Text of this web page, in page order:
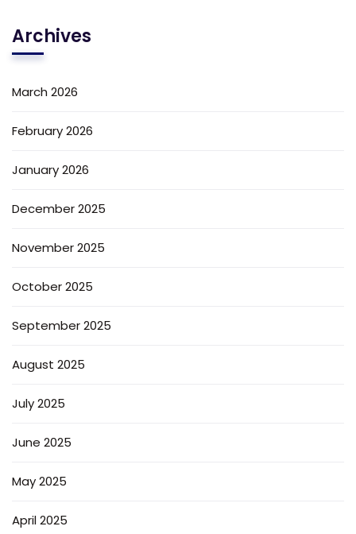
Archives
March 2026
February 2026
January 2026
December 2025
November 2025
October 2025
September 2025
August 2025
July 2025
June 2025
May 2025
April 2025